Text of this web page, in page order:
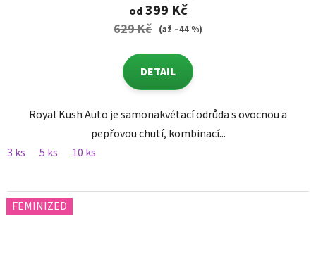
od399 Kč
629 Kč (až –44 %)
DETAIL
Royal Kush Auto je samonakvétací odrůda s ovocnou a
pepřovou chutí, kombinací...
3 ks
5 ks 10 ks
FEMINIZED